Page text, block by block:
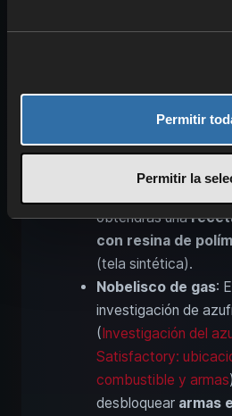
Permitir
Permitir la
biomasa sólida, en
Tela: Latelaes un
importante que solo
en esta
se fabrica con
obtendrás una
con resina de
(tela sintética).
Nobelisco de gas:
investigación de
(Investigación del
Satisfactory:
combustible y armas
desbloquear armas